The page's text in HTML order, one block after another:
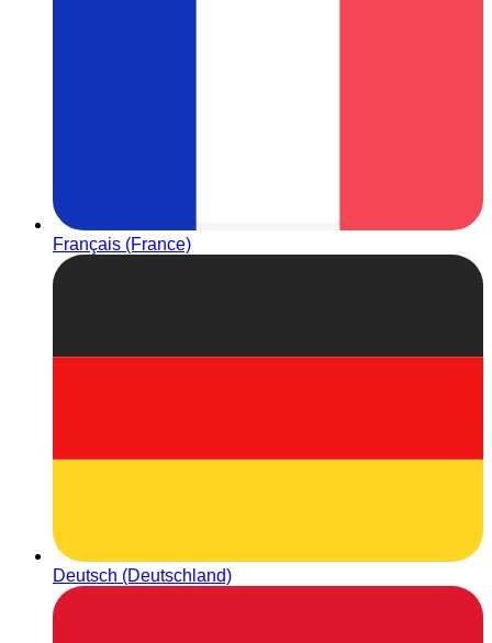
Français (France)
Deutsch (Deutschland)